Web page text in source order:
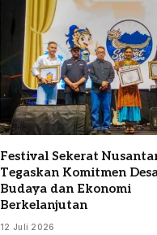
Festival Sekerat
Tegaskan Komitmen
Budaya dan Ekonomi
Berkelanjutan
12 Juli 2026